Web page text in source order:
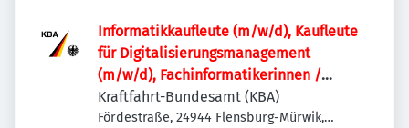
Informatik­kaufleute (m/w/d), Kaufleute
für Digitalisierungs­management
(m/w/d), Fachinformatikerinnen /
Fachinformatiker (m/w/d) oder
vergleichbare IT-Ausbildung für den IT-
Kraftfahrt-Bundesamt (KBA)
Fördestraße, 24944 Flensburg-Mürwik,